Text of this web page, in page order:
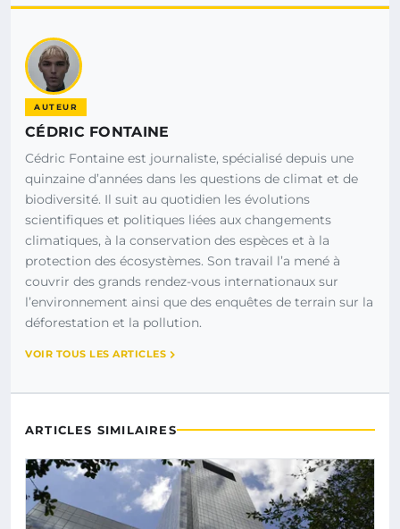
AUTEUR
CÉDRIC FONTAINE
Cédric Fontaine est journaliste, spécialisé depuis une
quinzaine d’années dans les questions de climat et de
biodiversité. Il suit au quotidien les évolutions
scientifiques et politiques liées aux changements
climatiques, à la conservation des espèces et à la
protection des écosystèmes. Son travail l’a mené à
couvrir des grands rendez-vous internationaux sur
l’environnement ainsi que des enquêtes de terrain sur la
déforestation et la pollution.
VOIR TOUS LES ARTICLES
ARTICLES SIMILAIRES